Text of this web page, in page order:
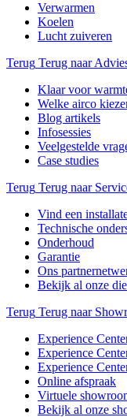
Verwarmen
Koelen
Lucht zuiveren
Terug Terug naar
Klaar voor
Welke airco
Blog artikels
Infosessies
Veelgestelde
Case studies
Terug Terug naar
Vind een
Technische
Onderhoud
Garantie
Ons
Bekijk al onze
Terug Terug naar
Experience
Experience
Experience
Online afspraak
Virtuele
Bekijk al onze